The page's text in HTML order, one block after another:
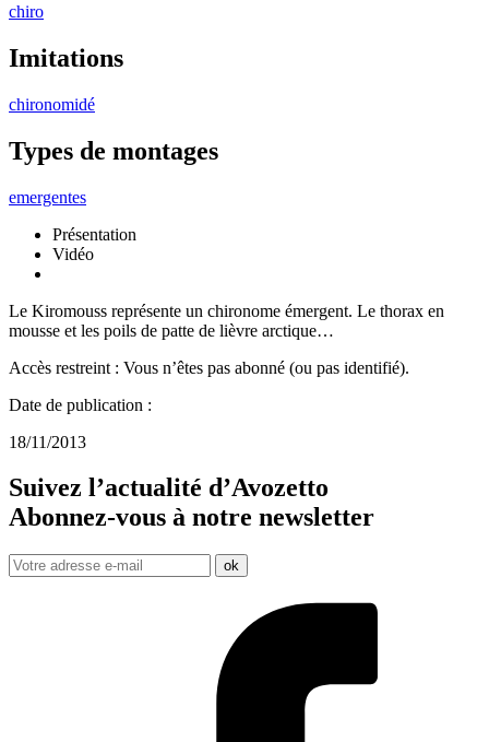
chiro
Imitations
chironomidé
Types de montages
emergentes
Présentation
Vidéo
Le Kiromouss représente un chironome émergent. Le thorax en
mousse et les poils de patte de lièvre arctique…
Accès restreint : Vous n’êtes pas abonné (ou pas identifié).
Date de publication :
18/11/2013
Suivez l’actualité d’Avozetto
Abonnez-vous à notre newsletter